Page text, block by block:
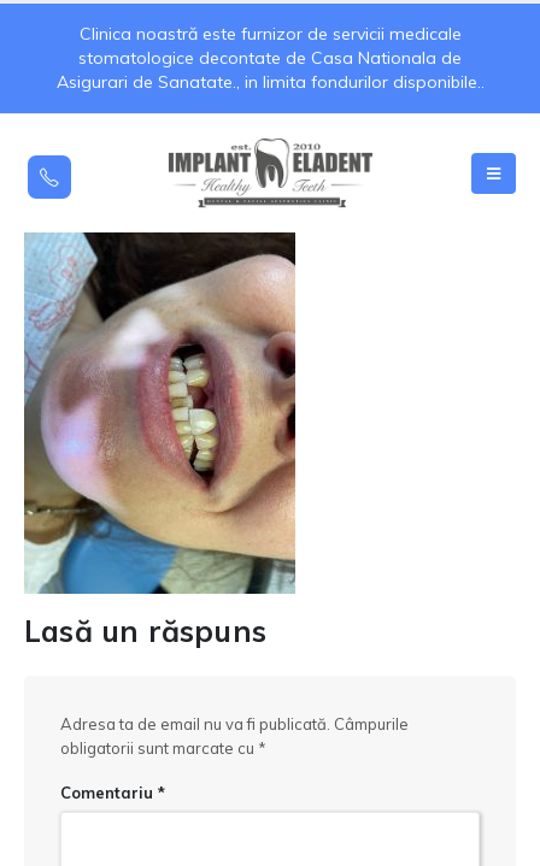
Clinica noastră este furnizor de servicii medicale
stomatologice decontate de Casa Nationala de
Asigurari de Sanatate., in limita fondurilor disponibile..
Lasă un răspuns
Adresa ta de email nu va fi publicată. Câmpurile
obligatorii sunt marcate cu *
Comentariu *